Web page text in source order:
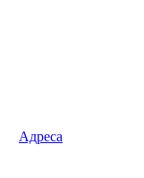
Адреса